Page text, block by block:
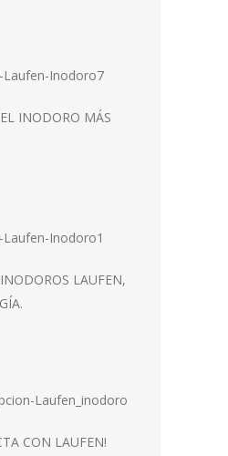
INODORO MÁS
LAUFEN,
CON LAUFEN!